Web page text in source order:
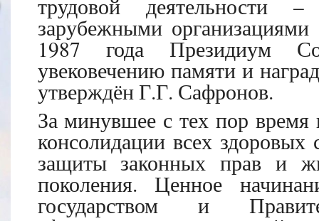
трудовой
зарубежными
1987 года Президиум
увековечению памяти и
утверждён Г.Г. Сафронов.
За минувшее с тех пор время
консолидации всех
защиты законных прав и
поколения. Ценное
государством и